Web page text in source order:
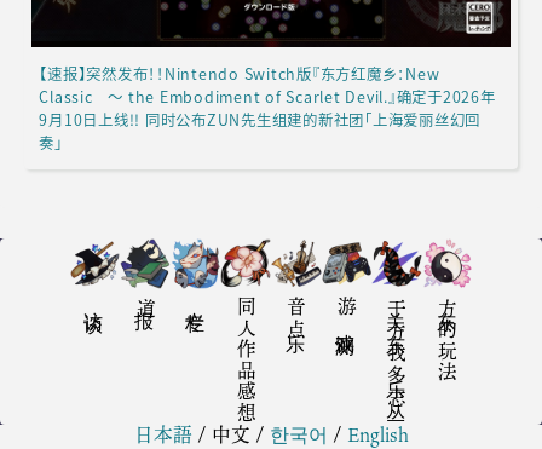
【速报】突然发布！！Nintendo Switch版『东方红魔乡：New
Classic ～ the Embodiment of Scarlet Devil.』确定于2026年
9月10日上线!! 同时公布ZUN先生组建的新社团「上海爱丽丝幻回
奏」
报道 同人作品感想 音乐点 游戏评测 关于东方我乐多丛志 东方的玩法
日本語 / 中文 / 한국어 / English